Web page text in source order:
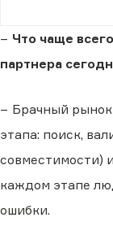
− Что чаще
партнера
− Брачный
этапа: поиск,
совместимости)
каждом этапе
ошибки.